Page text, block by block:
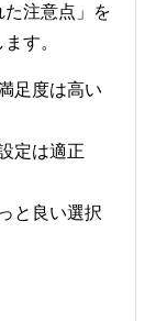
た注意点」を
す。
足度は高い
定は適正
と良い選択